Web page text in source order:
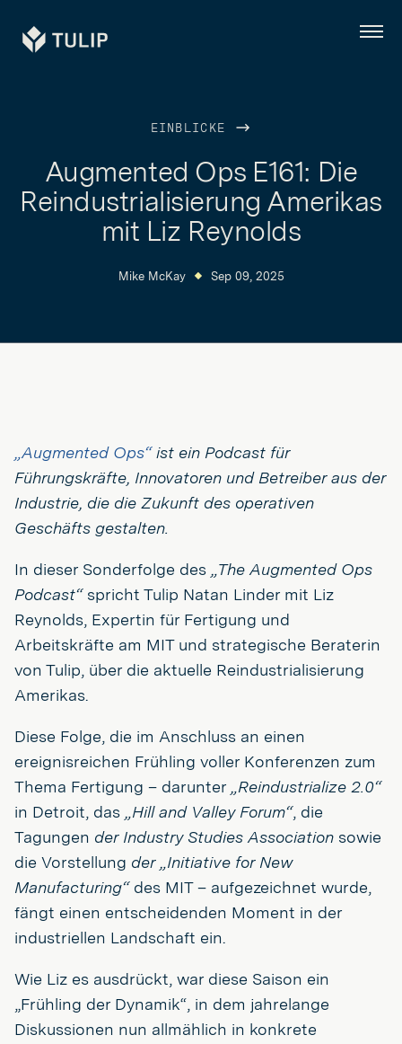
Tulip Menü
EINBLICKE
Augmented Ops E161: Die
Reindustrialisierung Amerikas
mit Liz Reynolds
Mike McKay Sep 09, 2025
„Augmented Ops“ist ein Podcast für
Führungskräfte, Innovatoren und Betreiber aus der
Industrie, die die Zukunft des operativen
Geschäfts gestalten.
In dieser Sonderfolge des „The Augmented Ops
Podcast“spricht Tulip Natan Linder mit Liz
Reynolds, Expertin für Fertigung und
Arbeitskräfte am MIT und strategische Beraterin
von Tulip, über die aktuelle Reindustrialisierung
Amerikas.
Diese Folge, die im Anschluss an einen
ereignisreichen Frühling voller Konferenzen zum
Thema Fertigung – darunter „Reindustrialize 2.0“
in Detroit, das „Hill and Valley Forum“, die
Tagungen der Industry Studies Association sowie
die Vorstellung der „Initiative for New
Manufacturing“des MIT – aufgezeichnet wurde,
fängt einen entscheidenden Moment in der
industriellen Landschaft ein.
Wie Liz es ausdrückt, war diese Saison ein
„Frühling der Dynamik“, in dem jahrelange
Diskussionen nun allmählich in konkrete